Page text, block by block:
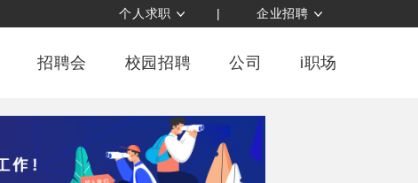
个人求职 | 企业招聘
招聘会 校园招聘 公司 i职场